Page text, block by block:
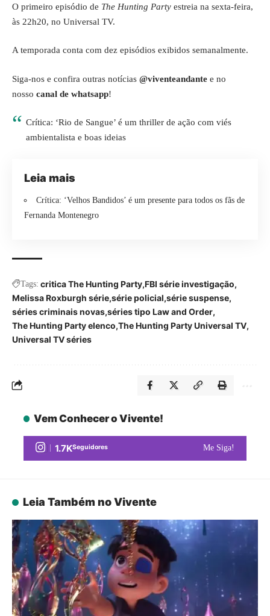
O primeiro episódio de The Hunting Party estreia na sexta-feira,
às 22h20, no Universal TV.
A temporada conta com dez episódios exibidos semanalmente.
Siga-nos e confira outras notícias @viventeandante e no
nosso canal de whatsapp!
Crítica: ‘Rio de Sangue’ é um thriller de ação com viés
ambientalista e boas ideias
Leia mais
Crítica: ‘Velhos Bandidos’ é um presente para todos os fãs de
Fernanda Montenegro
Tags: critica The Hunting Party FBI série investigação
Melissa Roxburgh série série policial série suspense
séries criminais novas séries tipo Law and Order
The Hunting Party elenco The Hunting Party Universal TV
Universal TV séries
Vem Conhecer o Vivente!
1.7KSeguidores Me Siga!
Leia Também no Vivente